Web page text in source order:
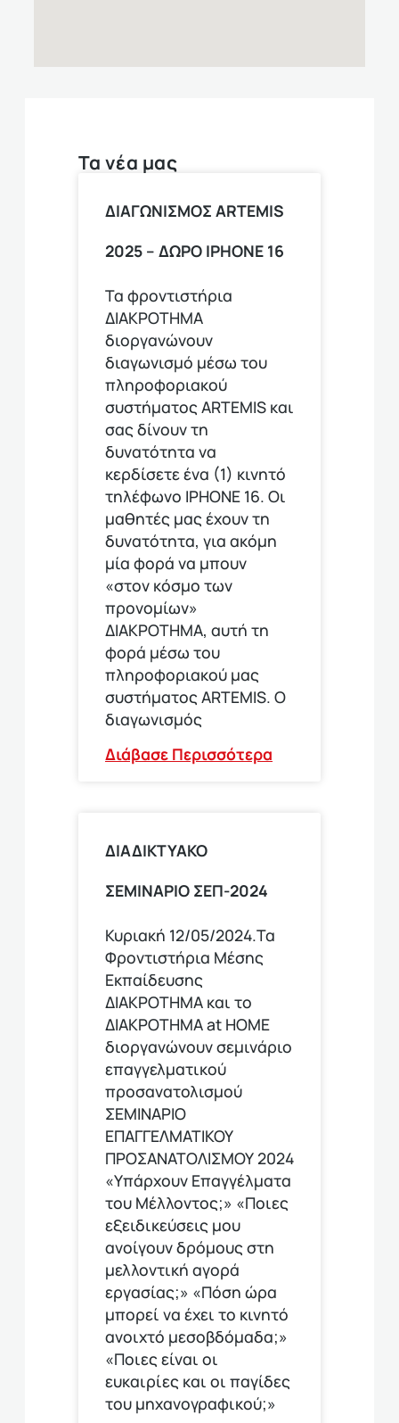
Τα νέα μας
ΔΙΑΓΩΝΙΣΜΟΣ ARTEMIS
2025 – ΔΩΡΟ ΙPHONE 16
Τα φροντιστήρια
ΔΙΑΚΡΟΤΗΜΑ
διοργανώνουν
διαγωνισμό μέσω του
πληροφοριακού
συστήματος ARTEMIS και
σας δίνουν τη
δυνατότητα να
κερδίσετε ένα (1) κινητό
τηλέφωνο ΙΡΗΟΝΕ 16. Οι
μαθητές μας έχουν τη
δυνατότητα, για ακόμη
μία φορά να μπουν
«στον κόσμο των
προνομίων»
ΔΙΑΚΡΟΤΗΜΑ, αυτή τη
φορά μέσω του
πληροφοριακού μας
συστήματος ARTEMIS. Ο
διαγωνισμός
Διάβασε Περισσότερα
ΔΙΑΔΙΚΤΥΑΚΟ
ΣΕΜΙΝΑΡΙΟ ΣΕΠ-2024
Κυριακή 12/05/2024.Τα
Φροντιστήρια Μέσης
Εκπαίδευσης
ΔΙΑΚΡΟΤΗΜΑ και το
ΔΙΑΚΡΟΤΗΜΑ at HOME
διοργανώνουν σεμινάριο
επαγγελματικού
προσανατολισμού
ΣΕΜΙΝΑΡΙΟ
ΕΠΑΓΓΕΛΜΑΤΙΚΟΥ
ΠΡΟΣΑΝΑΤΟΛΙΣΜΟΥ 2024
«Υπάρχουν Επαγγέλματα
του Μέλλοντος;» «Ποιες
εξειδικεύσεις μου
ανοίγουν δρόμους στη
μελλοντική αγορά
εργασίας;» «Πόση ώρα
μπορεί να έχει το κινητό
ανοιχτό μεσοβδόμαδα;»
«Ποιες είναι οι
ευκαιρίες και οι παγίδες
του μηχανογραφικού;»